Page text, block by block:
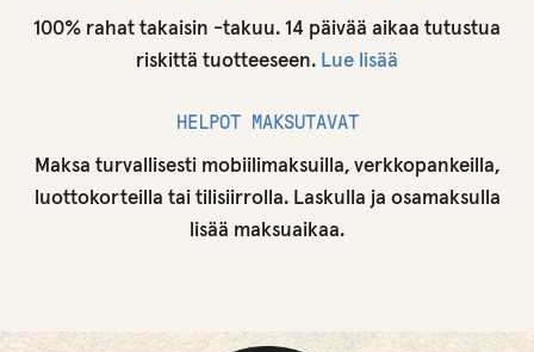
100% rahat takaisin -takuu. 14 päivää aikaa tutustua
riskittä tuotteeseen. Lue lisää
HELPOT MAKSUTAVAT
Maksa turvallisesti mobiilimaksuilla, verkkopankeilla,
luottokorteilla tai tilisiirrolla. Laskulla ja osamaksulla
lisää maksuaikaa.